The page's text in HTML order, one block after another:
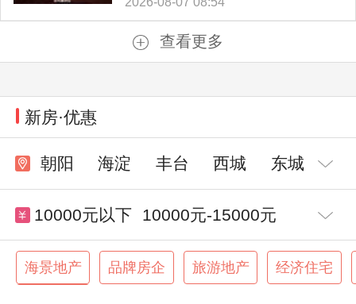
查看更多
新房·优惠
朝阳 海淀 丰台 西城 东城
10000元以下 10000元-15000元
15000元-20000元 20000元-30000元
海景地产 品牌房企 旅游地产
经济住宅